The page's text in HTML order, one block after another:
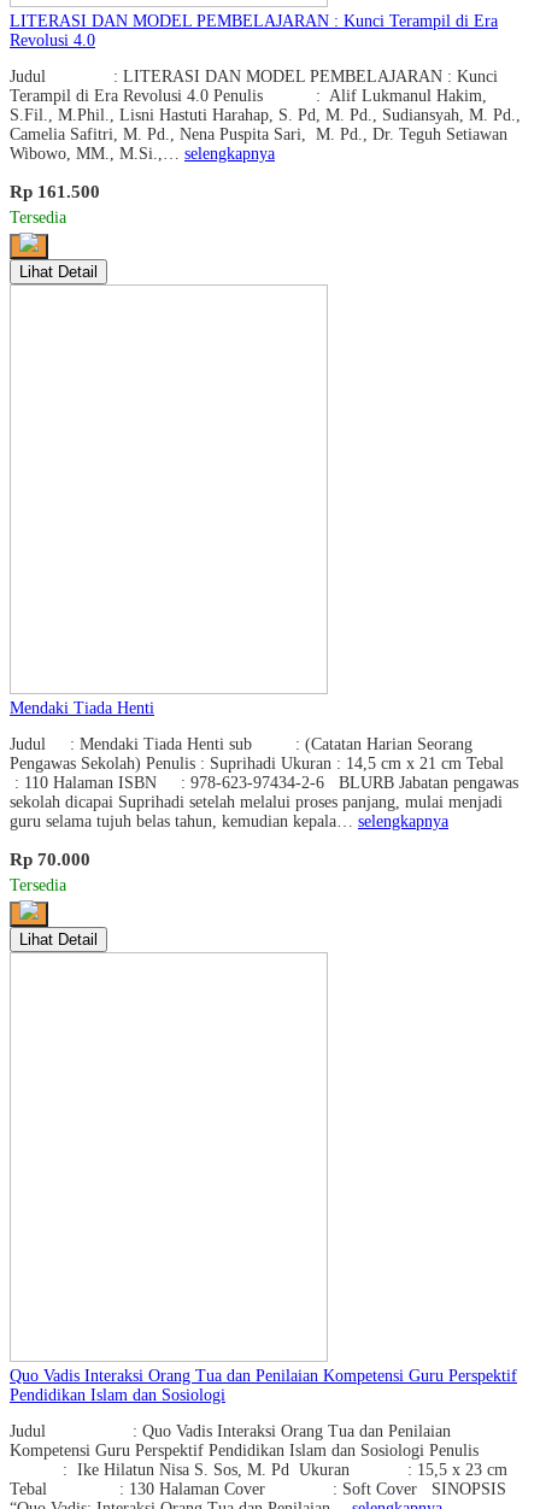
LITERASI DAN MODEL PEMBELAJARAN : Kunci Terampil di Era
Revolusi 4.0
Judul : LITERASI DAN MODEL PEMBELAJARAN : Kunci
Terampil di Era Revolusi 4.0 Penulis : Alif Lukmanul Hakim,
S.Fil., M.Phil., Lisni Hastuti Harahap, S. Pd, M. Pd., Sudiansyah, M. Pd.,
Camelia Safitri, M. Pd., Nena Puspita Sari, M. Pd., Dr. Teguh Setiawan
Wibowo, MM., M.Si.,… selengkapnya
Rp 161.500
Tersedia
Lihat Detail
Mendaki Tiada Henti
Judul : Mendaki Tiada Henti sub : (Catatan Harian Seorang
Pengawas Sekolah) Penulis : Suprihadi Ukuran : 14,5 cm x 21 cm Tebal
: 110 Halaman ISBN : 978-623-97434-2-6 BLURB Jabatan pengawas
sekolah dicapai Suprihadi setelah melalui proses panjang, mulai menjadi
guru selama tujuh belas tahun, kemudian kepala… selengkapnya
Rp 70.000
Tersedia
Lihat Detail
Quo Vadis Interaksi Orang Tua dan Penilaian Kompetensi Guru Perspektif
Pendidikan Islam dan Sosiologi
Judul : Quo Vadis Interaksi Orang Tua dan Penilaian
Kompetensi Guru Perspektif Pendidikan Islam dan Sosiologi Penulis
: Ike Hilatun Nisa S. Sos, M. Pd Ukuran : 15,5 x 23 cm
Tebal : 130 Halaman Cover : Soft Cover SINOPSIS